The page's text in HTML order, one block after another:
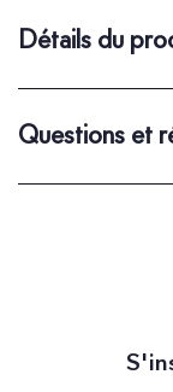
Détails du
Questions et